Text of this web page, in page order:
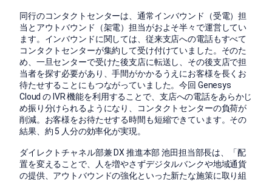
同行のコンタクトセンターは、通常インバウンド（受電）担
当とアウトバウンド（架電）担当がおよそ半々で運営してい
ます。インバウンドに関しては、従来支店への電話もすべて
コンタクトセンターが集約して受け付けていました。そのた
め、一旦センターで受けた後支店に転送し、その後支店で担
当者を探す必要があり、手間がかかるうえにお客様を長くお
待たせすることにもつながっていました。今回 Genesys
Cloud の IVR 機能を利用することで、支店への電話をあらかじ
め振り分けられるようになり、コンタクトセンターの負荷が
削減。お客様をお待たせする時間も短縮できています。その
結果、約 5 人分の効率化が実現。
ダイレクトチャネル部兼 DX 推進本部 池田担当部長は、「配
置を変えることで、人を増やさずデジタルバンクや地域通貨
の提供、アウトバウンドの強化といった新たな施策に取り組